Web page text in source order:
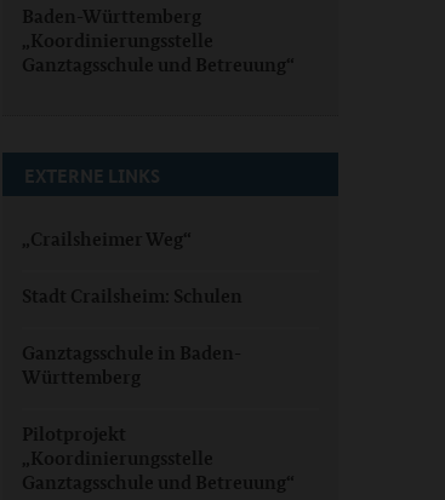
Baden-Württemberg
„Koordinierungsstelle
Ganztagsschule und Betreuung“
EXTERNE LINKS
„Crailsheimer Weg“
Stadt Crailsheim: Schulen
Ganztagsschule in Baden-
Württemberg
Pilotprojekt
„Koordinierungsstelle
Ganztagsschule und Betreuung“